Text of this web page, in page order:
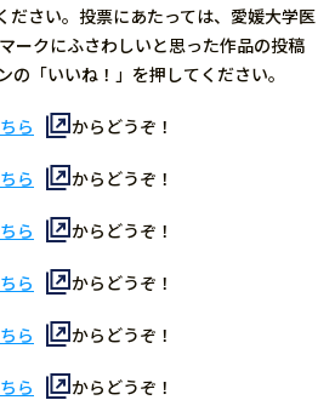
ださい。投票にあたっては、愛媛大学医
ークにふさわしいと思った作品の投稿
の「いいね！」を押してください。
ら からどうぞ！
ら からどうぞ！
ら からどうぞ！
ら からどうぞ！
ら からどうぞ！
ら からどうぞ！